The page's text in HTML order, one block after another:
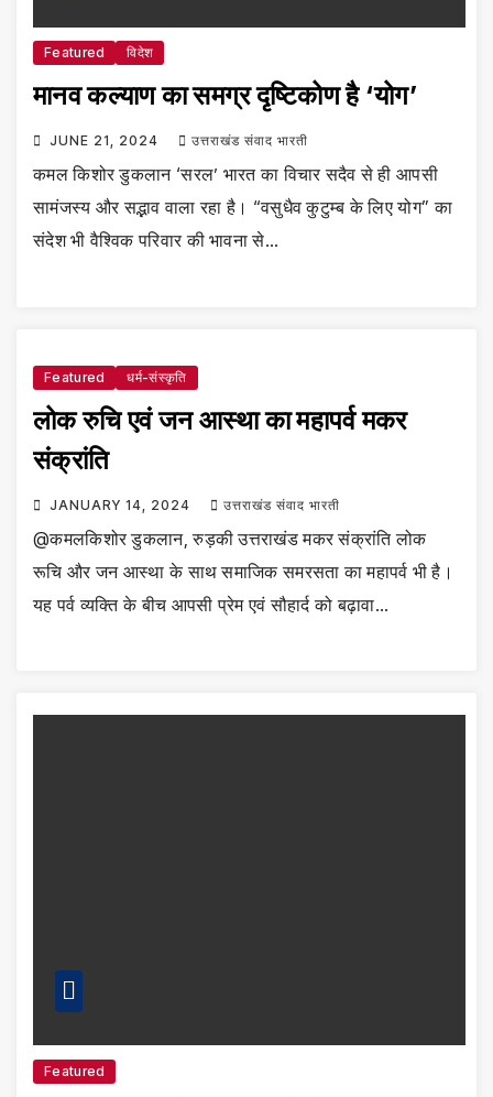
Featured विदेश
मानव कल्याण का समग्र दृष्टिकोण है ‘योग’
JUNE 21, 2024 उत्तराखंड संवाद भारती
कमल किशोर डुकलान ‘सरल’ भारत का विचार सदैव से ही आपसी
सामंजस्य और सद्भाव वाला रहा है। “वसुधैव कुटुम्ब के लिए योग” का
संदेश भी वैश्विक परिवार की भावना से…
Featured धर्म-संस्कृति
लोक रुचि एवं जन आस्था का महापर्व मकर
संक्रांति
JANUARY 14, 2024 उत्तराखंड संवाद भारती
@कमलकिशोर डुकलान, रुड़की उत्तराखंड मकर संक्रांति लोक
रूचि और जन आस्था के साथ समाजिक समरसता का महापर्व भी है।
यह पर्व व्यक्ति के बीच आपसी प्रेम एवं सौहार्द को बढ़ावा…
Featured